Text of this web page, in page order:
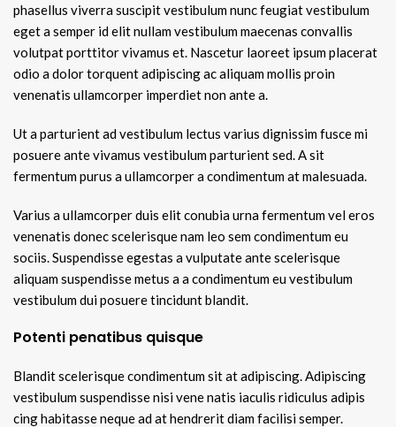
phasellus viverra suscipit vestibulum nunc feugiat vestibulum
eget a semper id elit nullam vestibulum maecenas convallis
volutpat porttitor vivamus et. Nascetur laoreet ipsum placerat
odio a dolor torquent adipiscing ac aliquam mollis proin
venenatis ullamcorper imperdiet non ante a.
Ut a parturient ad vestibulum lectus varius dignissim fusce mi
posuere ante vivamus vestibulum parturient sed. A sit
fermentum purus a ullamcorper a condimentum at malesuada.
Varius a ullamcorper duis elit conubia urna fermentum vel eros
venenatis donec scelerisque nam leo sem condimentum eu
sociis. Suspendisse egestas a vulputate ante scelerisque
aliquam suspendisse metus a a condimentum eu vestibulum
vestibulum dui posuere tincidunt blandit.
Potenti penatibus quisque
Blandit scelerisque condimentum sit at adipiscing. Adipiscing
vestibulum suspendisse nisi vene natis iaculis ridiculus adipis
cing habitasse neque ad at hendrerit diam facilisi semper.